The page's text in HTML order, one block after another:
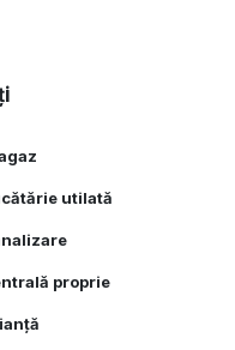
utilată
proprie